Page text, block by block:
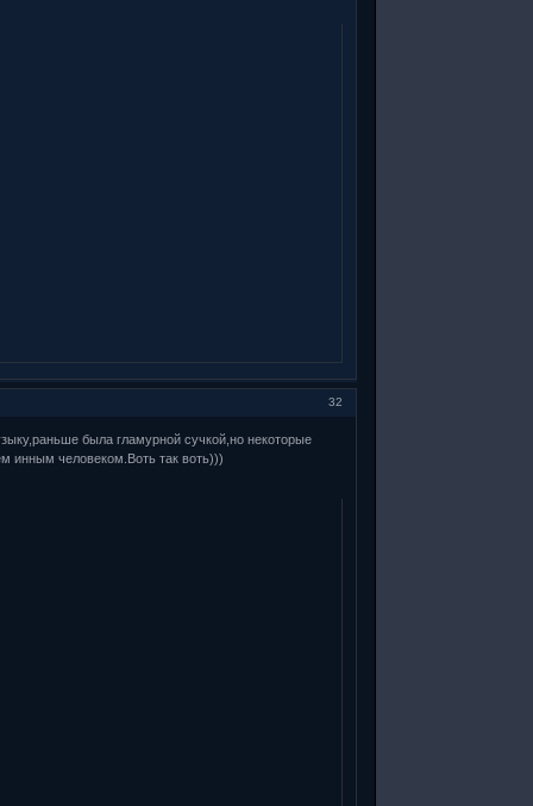
32
была гламурной сучкой,но некоторые
инным человеком.Воть так воть)))